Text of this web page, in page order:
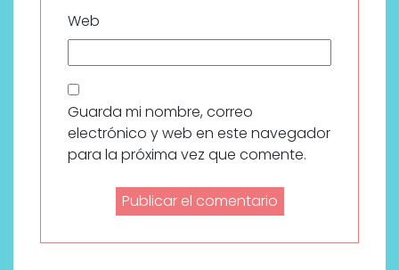
Web
Guarda mi nombre, correo
electrónico y web en este navegador
para la próxima vez que comente.